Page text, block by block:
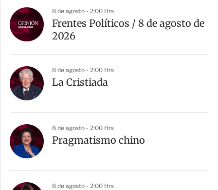
8 de agosto - 2:00 Hrs
Frentes Políticos / 8 de agosto de
2026
8 de agosto - 2:00 Hrs
La Cristiada
8 de agosto - 2:00 Hrs
Pragmatismo chino
8 de agosto - 2:00 Hrs